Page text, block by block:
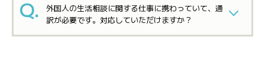
外国人の生活相談に関する仕事に携わっていて、通
訳が必要です。対応していただけますか？